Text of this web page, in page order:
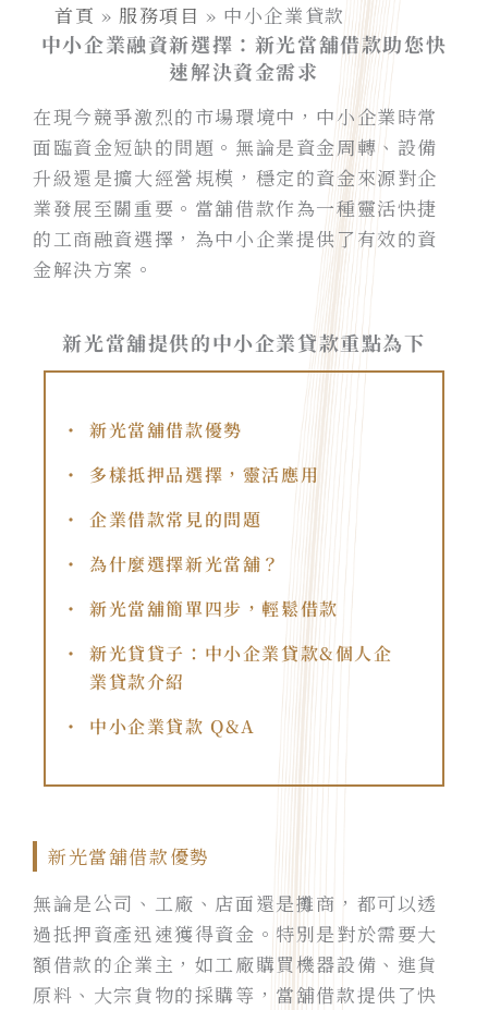
首頁 » 服務項目 » 中小企業貸款
中小企業融資新選擇：新光當舖借款助您快
速解決資金需求
在現今競爭激烈的市場環境中，中小企業時常
面臨資金短缺的問題。無論是資金周轉、設備
升級還是擴大經營規模，穩定的資金來源對企
業發展至關重要。當舖借款作為一種靈活快捷
的工商融資選擇，為中小企業提供了有效的資
金解決方案。
新光當舖提供的中小企業貸款重點為下
新光當舖借款優勢
多樣抵押品選擇，靈活應用
企業借款常見的問題
為什麼選擇新光當舖？
新光當舖簡單四步，輕鬆借款
新光貸貸子：中小企業貸款&個人企
業貸款介紹
中小企業貸款 Q&A
新光當舖借款優勢
無論是公司、工廠、店面還是攤商，都可以透
過抵押資產迅速獲得資金。特別是對於需要大
額借款的企業主，如工廠購買機器設備、進貨
原料、大宗貨物的採購等，當舖借款提供了快